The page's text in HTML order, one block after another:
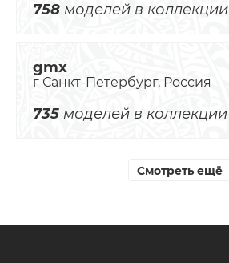
758 моделей в коллекции
gmx
г Санкт-Петербург, Россия
735 моделей в коллекции
Смотреть ещё